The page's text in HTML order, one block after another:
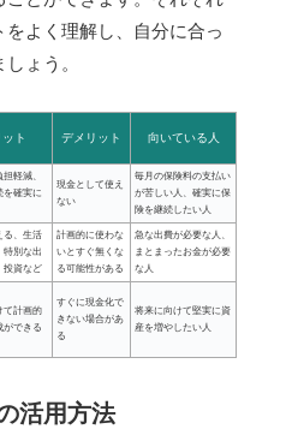
よく理解し、自分に合っ
ょう。
ト デメリット 向いている人
軽減、
を確実に
現金として使え
ない
毎月の保険料の支払い
が苦しい人、確実に保
険を継続したい人
る、生活
特別な出
投資など
計画的に使わな
いとすぐ無くな
る可能性がある
急な出費が必要な人、
まとまったお金が必要
な人
て計画的
ができる
すぐに現金化で
きない場合があ
る
将来に向けて堅実に資
産を増やしたい人
活用方法